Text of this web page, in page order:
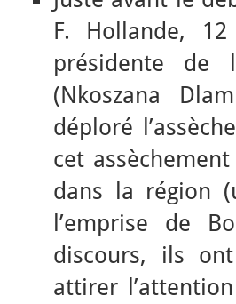
F. Hollande,
présidente de
(Nkoszana
déploré
cet
dans la région
l’emprise de
discours, ils
attirer